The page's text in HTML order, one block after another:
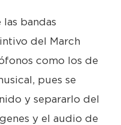
bandas
del March
como los de
pues se
y separarlo del
y el audio de